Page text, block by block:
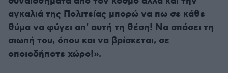
αγκαλιά της Πολιτείας μπορώ να πω σε κάθε
θύμα να φύγει απ' αυτή τη θέση! Να σπάσει τη
σιωπή του, όπου και να βρίσκεται, σε
οποιοδήποτε χώρο!».